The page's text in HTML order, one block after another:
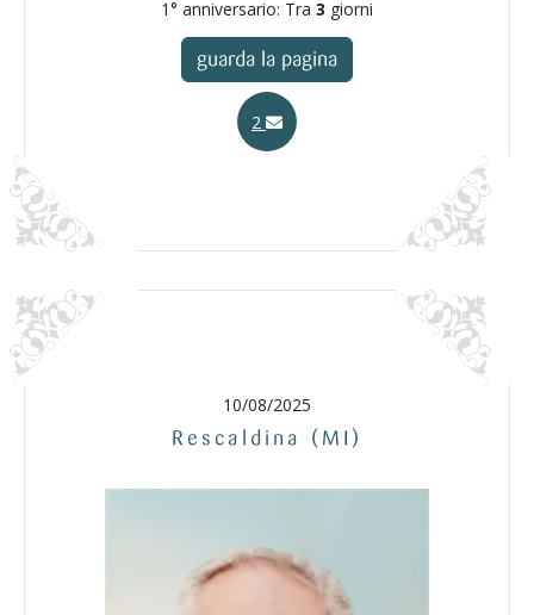
1° anniversario: Tra 3 giorni
guarda la pagina
2
10/08/2025
Rescaldina (MI)